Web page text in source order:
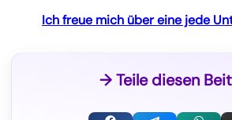
Ich freue mich über eine jede
→ Teile diesen